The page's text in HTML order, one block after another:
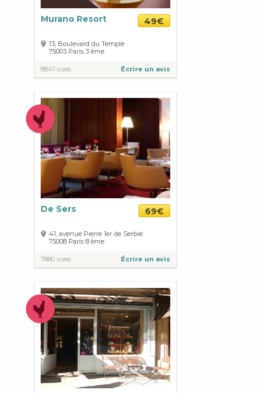
Murano Resort 49€
13, Boulevard du Temple
75003 Paris 3 ème
8841 vues Écrire un avis
De Sers 69€
41, avenue Pierre 1er de Serbie
75008 Paris 8 ème
7880 vues Écrire un avis